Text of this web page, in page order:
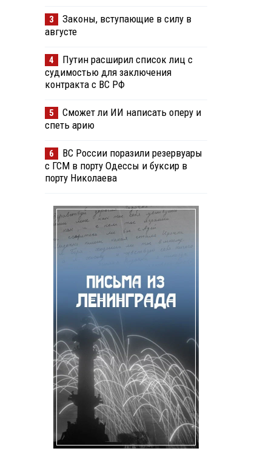
3
Законы, вступающие в силу в
августе
4
Путин расширил список лиц с
судимостью для заключения
контракта с ВС РФ
5
Сможет ли ИИ написать оперу и
спеть арию
6
ВС России поразили резервуары
с ГСМ в порту Одессы и буксир в
порту Николаева